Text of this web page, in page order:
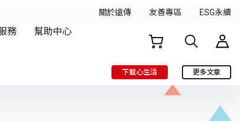
下載心生活 更多文章